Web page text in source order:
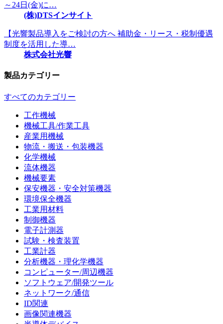
～24日(金)に…
(株)DTSインサイト
【光響製品導入をご検討の方へ 補助金・リース・税制優遇
制度を活用した導…
株式会社光響
製品カテゴリー
すべてのカテゴリー
工作機械
機械工具/作業工具
産業用機械
物流・搬送・包装機器
化学機械
流体機器
機械要素
保安機器・安全対策機器
環境保全機器
工業用材料
制御機器
電子計測器
試験・検査装置
工業計器
分析機器・理化学機器
コンピューター/周辺機器
ソフトウェア/開発ツール
ネットワーク/通信
ID関連
画像関連機器